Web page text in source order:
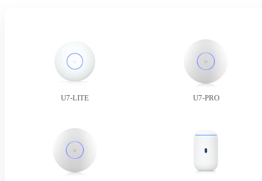
U7-LITE U7-PRO